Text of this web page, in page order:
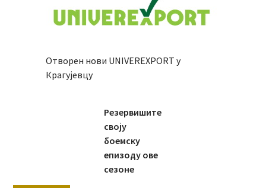
Отворен нови UNIVEREXPORT у
Крагујевцу
Резервишите
своју
боемску
епизоду ове
сезоне